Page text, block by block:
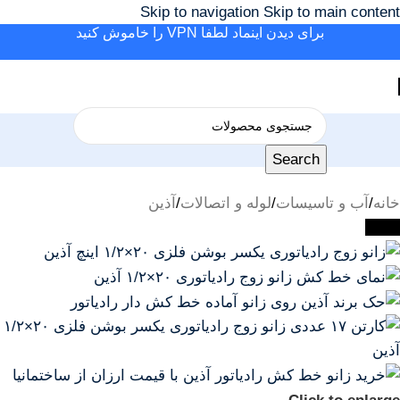
Skip to navigation Skip to main content
برای دیدن اینماد لطفا VPN را خاموش کنید
Search
خانه/ آب و تاسیسات/لوله و اتصالات/ آذین